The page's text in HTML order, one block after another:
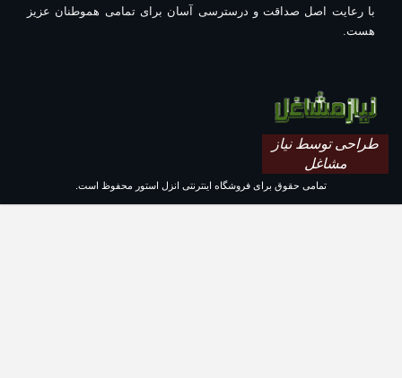
با رعایت اصل صداقت و درسترسی آسان برای تمامی هموطنان عزیز
هست.
طراحی توسط نیاز
مشاغل
تمامی حقوق برای فروشگاه اینترنتی انزل استور محفوظ است.